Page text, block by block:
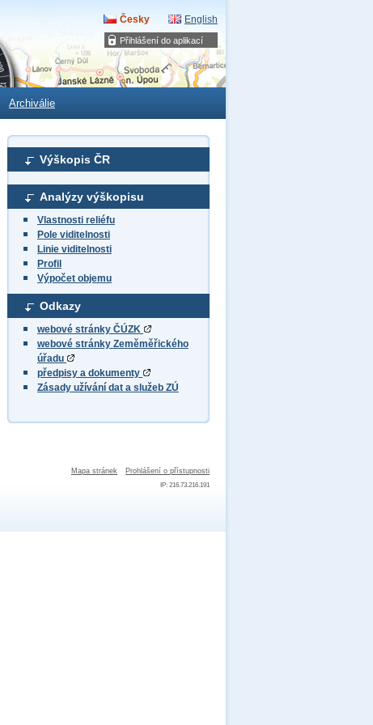
Přihlášení do aplikací
Česky English
Archiválie
Výškopis ČR
Analýzy výškopisu
Vlastnosti reliéfu
Pole viditelnosti
Linie viditelnosti
Profil
Výpočet objemu
Odkazy
webové stránky ČÚZK
webové stránky Zeměměřického
úřadu
předpisy a dokumenty
Zásady užívání dat a služeb ZÚ
Mapa stránek Prohlášení o přístupnosti
IP: 216.73.216.191